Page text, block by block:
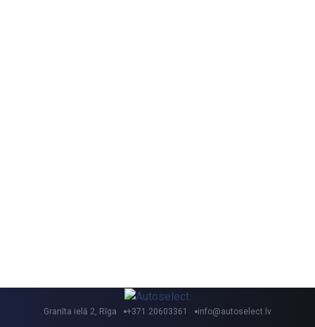
Granīta ielā 2, Rīga +371 20603361 info@autoselect.lv